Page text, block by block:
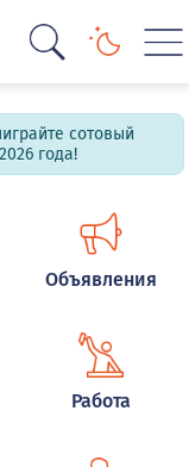
сотовый
года!
Объявления
Работа